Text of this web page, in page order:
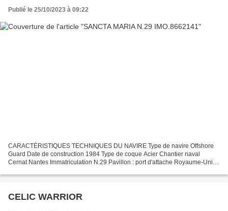
Publié le 25/10/2023 à 09:22
CARACTÉRISTIQUES TECHNIQUES DU NAVIRE Type de navire Offshore
Guard Date de construction 1984 Type de coque Acier Chantier naval
Cernat Nantes Immatriculation N.29 Pavillon : port d'attache Royaume-Uni :
CELIC WARRIOR